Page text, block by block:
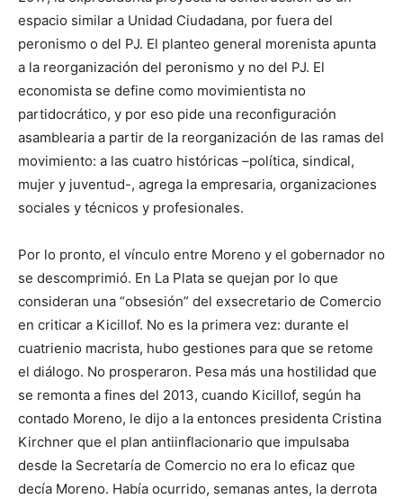
espacio similar a Unidad Ciudadana, por fuera del
peronismo o del PJ. El planteo general morenista apunta
a la reorganización del peronismo y no del PJ. El
economista se define como movimientista no
partidocrático, y por eso pide una reconfiguración
asamblearia a partir de la reorganización de las ramas del
movimiento: a las cuatro históricas –política, sindical,
mujer y juventud-, agrega la empresaria, organizaciones
sociales y técnicos y profesionales.
Por lo pronto, el vínculo entre Moreno y el gobernador no
se descomprimió. En La Plata se quejan por lo que
consideran una “obsesión” del exsecretario de Comercio
en criticar a Kicillof. No es la primera vez: durante el
cuatrienio macrista, hubo gestiones para que se retome
el diálogo. No prosperaron. Pesa más una hostilidad que
se remonta a fines del 2013, cuando Kicillof, según ha
contado Moreno, le dijo a la entonces presidenta Cristina
Kirchner que el plan antiinflacionario que impulsaba
desde la Secretaría de Comercio no era lo eficaz que
decía Moreno. Había ocurrido, semanas antes, la derrota